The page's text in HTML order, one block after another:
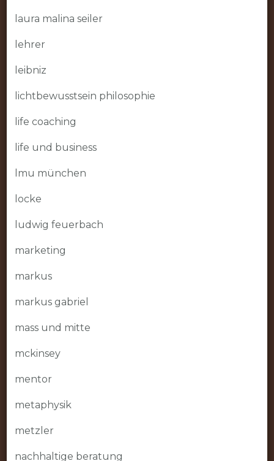
laura malina seiler
lehrer
leibniz
lichtbewusstsein philosophie
life coaching
life und business
lmu münchen
locke
ludwig feuerbach
marketing
markus
markus gabriel
mass und mitte
mckinsey
mentor
metaphysik
metzler
nachhaltige beratung